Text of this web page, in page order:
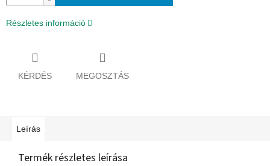
Részletes információ
KÉRDÉS MEGOSZTÁS
Leírás
Termék részletes leírása